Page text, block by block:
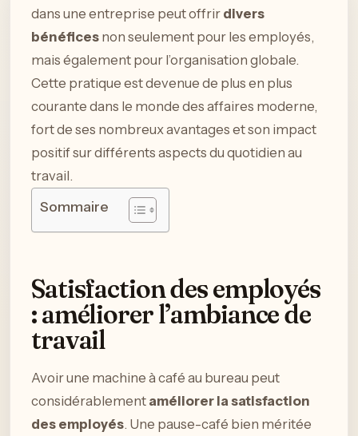
dans une entreprise peut offrir divers
bénéfices non seulement pour les employés,
mais également pour l’organisation globale.
Cette pratique est devenue de plus en plus
courante dans le monde des affaires moderne,
fort de ses nombreux avantages et son impact
positif sur différents aspects du quotidien au
travail.
Sommaire
Satisfaction des employés
: améliorer l’ambiance de
travail
Avoir une machine à café au bureau peut
considérablement améliorer la satisfaction
des employés. Une pause-café bien méritée